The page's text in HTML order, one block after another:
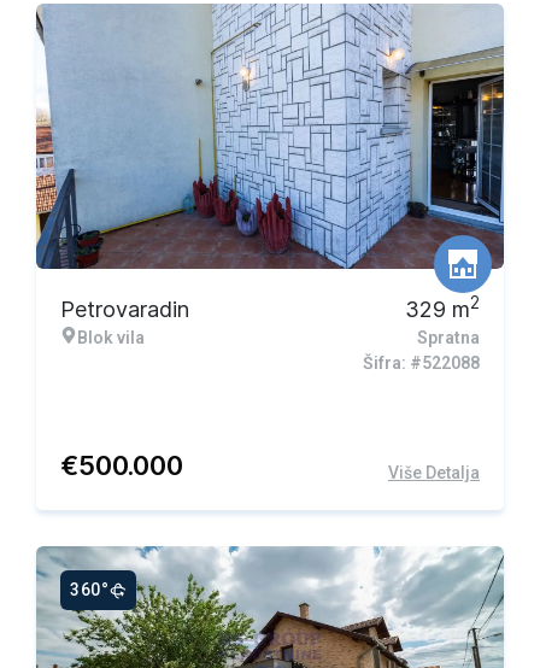
Petrovaradin
Blok vila
329 m2
Spratna
Šifra: #522088
€500.000 Više Detalja
360°